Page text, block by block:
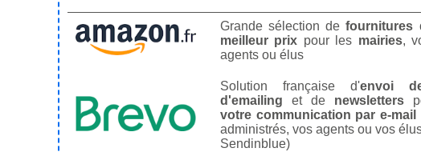
Grande sélection defournitures
meilleur prix pour les mairies,
agents ou élus
Solution française d'envoi
d'emailing et de newsletters
votre communication par e-mail
administrés, vos agents ou vos
Sendinblue)